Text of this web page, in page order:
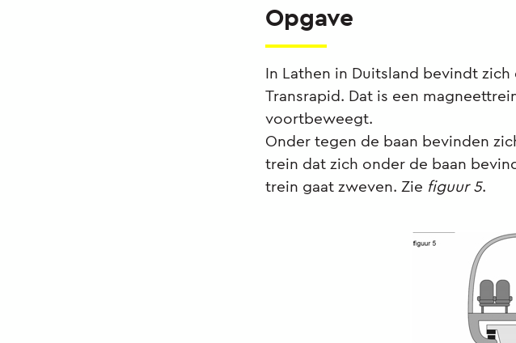
Opgave
In Lathen in Duitsland bevindt
Transrapid. Dat is een
voortbeweegt.
Onder tegen de baan bevinden
trein dat zich onder de baan
trein gaat zweven. Zie figuur 5.